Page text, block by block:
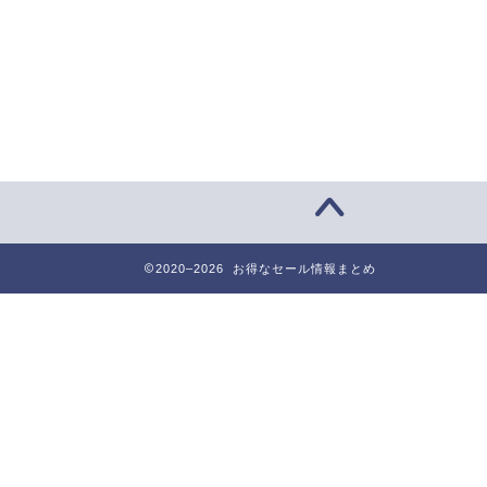
2020–2026 お得なセール情報まとめ